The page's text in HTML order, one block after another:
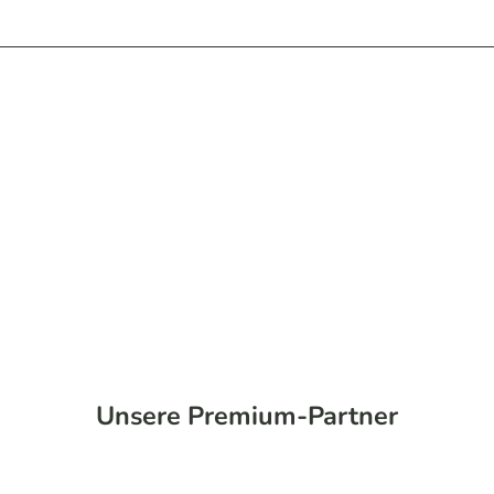
Unsere Premium-Partner